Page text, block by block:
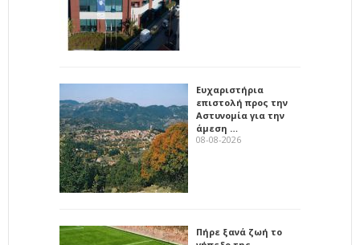
Ευχαριστήρια
επιστολή προς την
Αστυνομία για την
άμεση …
08-08-2026
Πήρε ξανά ζωή το